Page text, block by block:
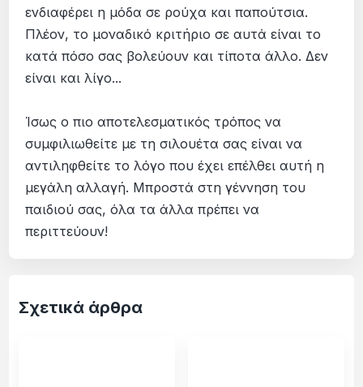
ενδιαφέρει η μόδα σε ρούχα και παπούτσια.
Πλέον, το μοναδικό κριτήριο σε αυτά είναι το
κατά πόσο σας βολεύουν και τίποτα άλλο. Δεν
είναι και λίγο...
Ίσως ο πιο αποτελεσματικός τρόπος να
συμφιλιωθείτε με τη σιλουέτα σας είναι να
αντιληφθείτε το λόγο που έχει επέλθει αυτή η
μεγάλη αλλαγή. Μπροστά στη γέννηση του
παιδιού σας, όλα τα άλλα πρέπει να
περιττεύουν!
Σχετικά άρθρα